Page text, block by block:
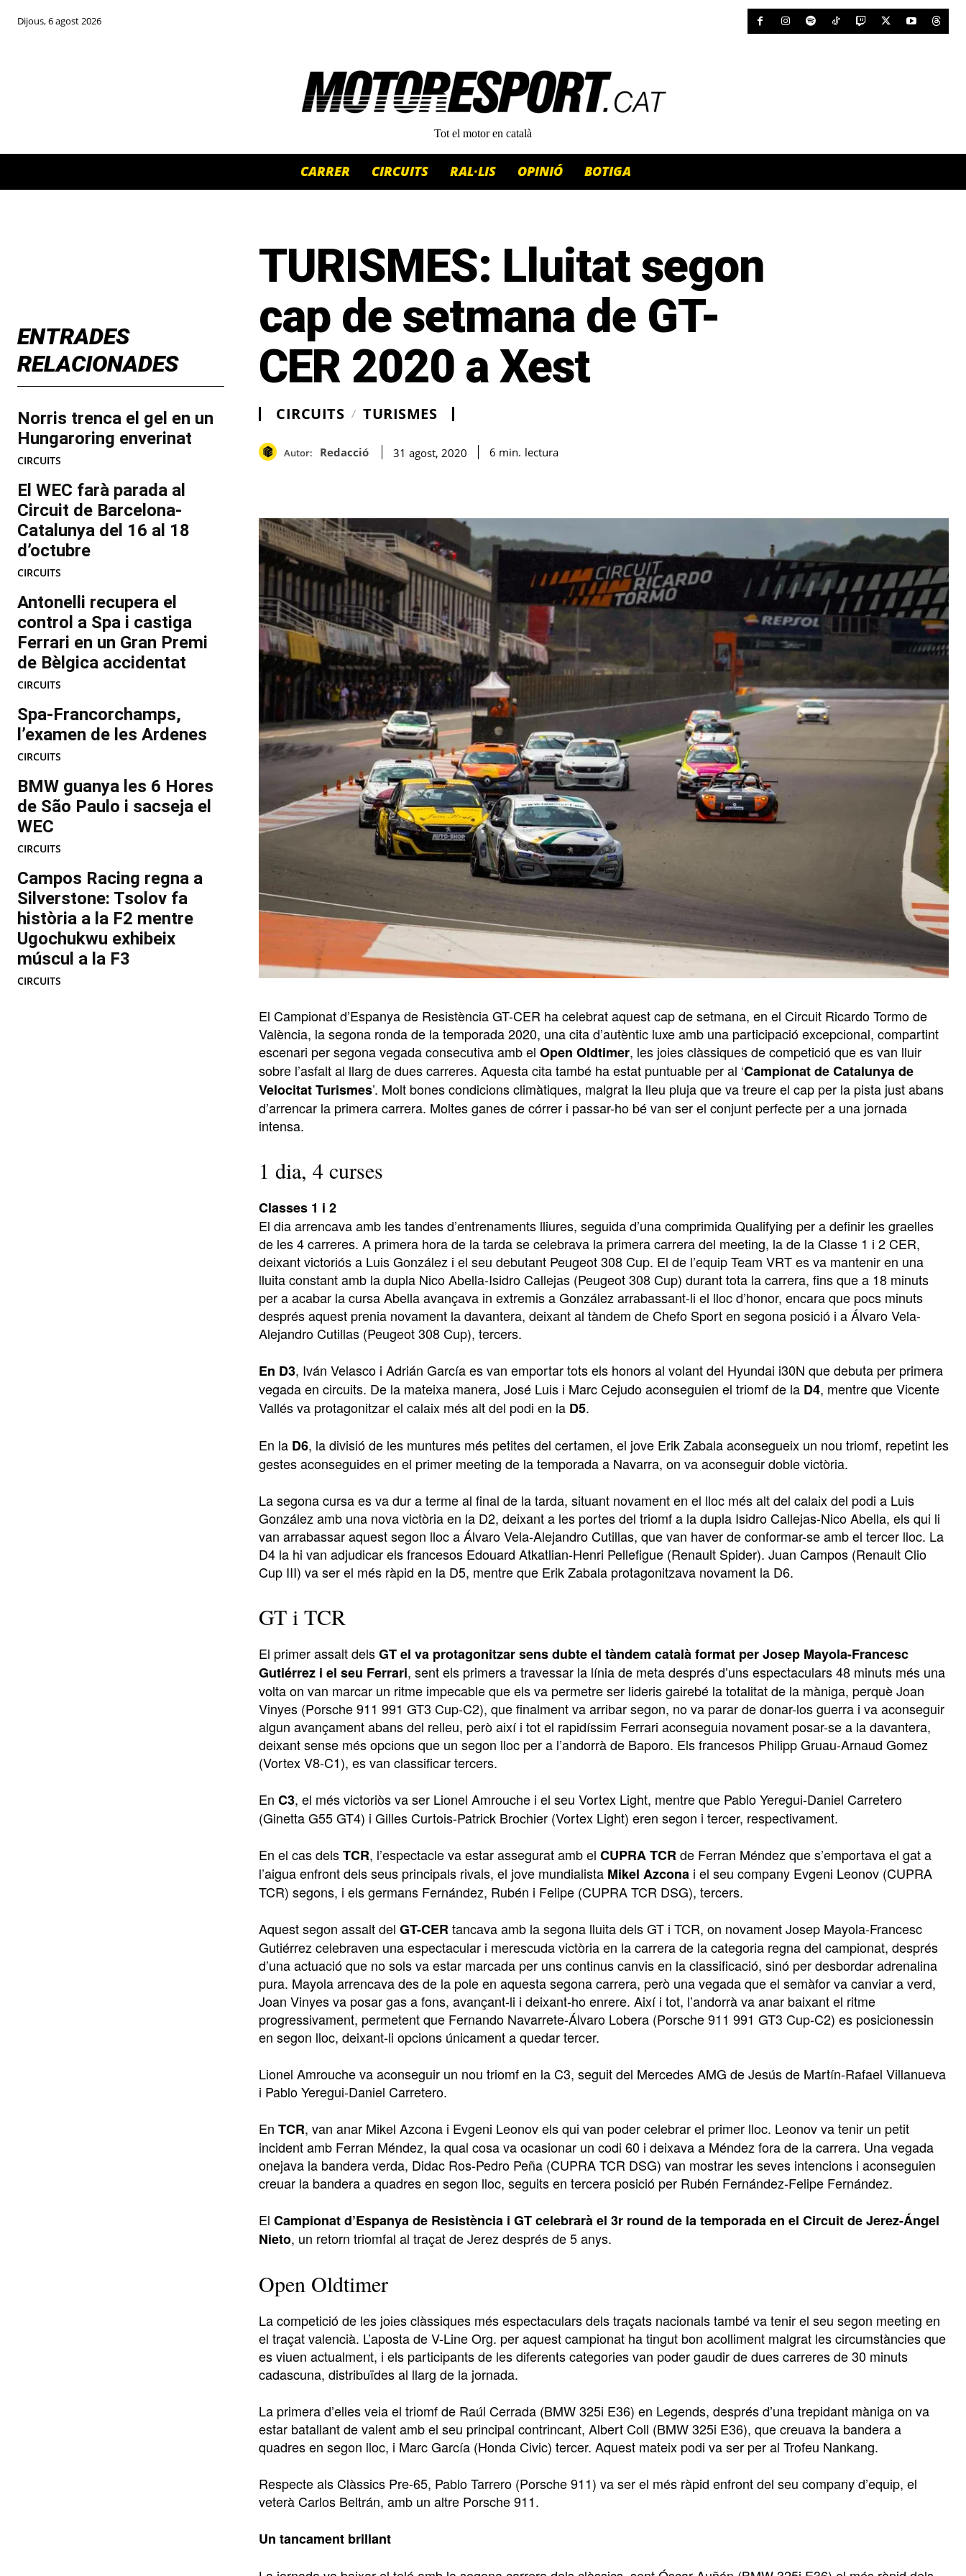
Dijous, 6 agost 2026
Tot el motor en català
CARRER CIRCUITS RAL·LIS OPINIÓ BOTIGA
ENTRADES
RELACIONADES
Norris trenca el gel en un
Hungaroring enverinat
CIRCUITS
El WEC farà parada al
Circuit de Barcelona-
Catalunya del 16 al 18
d’octubre
CIRCUITS
Antonelli recupera el
control a Spa i castiga
Ferrari en un Gran Premi
de Bèlgica accidentat
CIRCUITS
Spa-Francorchamps,
l’examen de les Ardenes
CIRCUITS
BMW guanya les 6 Hores
de São Paulo i sacseja el
WEC
CIRCUITS
Campos Racing regna a
Silverstone: Tsolov fa
història a la F2 mentre
Ugochukwu exhibeix
múscul a la F3
CIRCUITS
TURISMES: Lluitat segon
cap de setmana de GT-
CER 2020 a Xest
CIRCUITS TURISMES
Autor: Redacció 31 agost, 2020 6 min. lectura
El Campionat d’Espanya de Resistència GT-CER ha celebrat aquest cap de setmana, en el Circuit Ricardo Tormo de
València, la segona ronda de la temporada 2020, una cita d’autèntic luxe amb una participació excepcional, compartint
escenari per segona vegada consecutiva amb el Open Oldtimer, les joies clàssiques de competició que es van lluir
sobre l’asfalt al llarg de dues carreres. Aquesta cita també ha estat puntuable per al ‘Campionat de Catalunya de
Velocitat Turismes’. Molt bones condicions climàtiques, malgrat la lleu pluja que va treure el cap per la pista just abans
d’arrencar la primera carrera. Moltes ganes de córrer i passar-ho bé van ser el conjunt perfecte per a una jornada
intensa.
1 dia, 4 curses
Classes 1 i 2
El dia arrencava amb les tandes d’entrenaments lliures, seguida d’una comprimida Qualifying per a definir les graelles
de les 4 carreres. A primera hora de la tarda se celebrava la primera carrera del meeting, la de la Classe 1 i 2 CER,
deixant victoriós a Luis González i el seu debutant Peugeot 308 Cup. El de l’equip Team VRT es va mantenir en una
lluita constant amb la dupla Nico Abella-Isidro Callejas (Peugeot 308 Cup) durant tota la carrera, fins que a 18 minuts
per a acabar la cursa Abella avançava in extremis a González arrabassant-li el lloc d’honor, encara que pocs minuts
després aquest prenia novament la davantera, deixant al tàndem de Chefo Sport en segona posició i a Álvaro Vela-
Alejandro Cutillas (Peugeot 308 Cup), tercers.
En D3, Iván Velasco i Adrián García es van emportar tots els honors al volant del Hyundai i30N que debuta per primera
vegada en circuits. De la mateixa manera, José Luis i Marc Cejudo aconseguien el triomf de la D4, mentre que Vicente
Vallés va protagonitzar el calaix més alt del podi en la D5.
En la D6, la divisió de les muntures més petites del certamen, el jove Erik Zabala aconsegueix un nou triomf, repetint les
gestes aconseguides en el primer meeting de la temporada a Navarra, on va aconseguir doble victòria.
La segona cursa es va dur a terme al final de la tarda, situant novament en el lloc més alt del calaix del podi a Luis
González amb una nova victòria en la D2, deixant a les portes del triomf a la dupla Isidro Callejas-Nico Abella, els qui li
van arrabassar aquest segon lloc a Álvaro Vela-Alejandro Cutillas, que van haver de conformar-se amb el tercer lloc. La
D4 la hi van adjudicar els francesos Edouard Atkatlian-Henri Pellefigue (Renault Spider). Juan Campos (Renault Clio
Cup III) va ser el més ràpid en la D5, mentre que Erik Zabala protagonitzava novament la D6.
GT i TCR
El primer assalt delsGT el va protagonitzar sens dubte el tàndem català format per Josep Mayola-Francesc
Gutiérrez i el seu Ferrari, sent els primers a travessar la línia de meta després d’uns espectaculars 48 minuts més una
volta on van marcar un ritme impecable que els va permetre ser lideris gairebé la totalitat de la màniga, perquè Joan
Vinyes (Porsche 911 991 GT3 Cup-C2), que finalment va arribar segon, no va parar de donar-los guerra i va aconseguir
algun avançament abans del relleu, però així i tot el rapidíssim Ferrari aconseguia novament posar-se a la davantera,
deixant sense més opcions que un segon lloc per a l’andorrà de Baporo. Els francesos Philipp Gruau-Arnaud Gomez
(Vortex V8-C1), es van classificar tercers.
En C3, el més victoriòs va ser Lionel Amrouche i el seu Vortex Light, mentre que Pablo Yeregui-Daniel Carretero
(Ginetta G55 GT4) i Gilles Curtois-Patrick Brochier (Vortex Light) eren segon i tercer, respectivament.
En el cas delsTCR, l’espectacle va estar assegurat amb el CUPRA TCRde Ferran Méndez que s’emportava el gat a
l’aigua enfront dels seus principals rivals, el jove mundialista Mikel Azcona i el seu company Evgeni Leonov (CUPRA
TCR) segons, i els germans Fernández, Rubén i Felipe (CUPRA TCR DSG), tercers.
Aquest segon assalt del GT-CERtancava amb la segona lluita dels GT i TCR, on novament Josep Mayola-Francesc
Gutiérrez celebraven una espectacular i merescuda victòria en la carrera de la categoria regna del campionat, després
d’una actuació que no sols va estar marcada per uns continus canvis en la classificació, sinó per desbordar adrenalina
pura. Mayola arrencava des de la pole en aquesta segona carrera, però una vegada que el semàfor va canviar a verd,
Joan Vinyes va posar gas a fons, avançant-li i deixant-ho enrere. Així i tot, l’andorrà va anar baixant el ritme
progressivament, permetent que Fernando Navarrete-Álvaro Lobera (Porsche 911 991 GT3 Cup-C2) es posicionessin
en segon lloc, deixant-li opcions únicament a quedar tercer.
Lionel Amrouche va aconseguir un nou triomf en la C3, seguit del Mercedes AMG de Jesús de Martín-Rafael Villanueva
i Pablo Yeregui-Daniel Carretero.
En TCR, van anar Mikel Azcona i Evgeni Leonov els qui van poder celebrar el primer lloc. Leonov va tenir un petit
incident amb Ferran Méndez, la qual cosa va ocasionar un codi 60 i deixava a Méndez fora de la carrera. Una vegada
onejava la bandera verda, Didac Ros-Pedro Peña (CUPRA TCR DSG) van mostrar les seves intencions i aconseguien
creuar la bandera a quadres en segon lloc, seguits en tercera posició per Rubén Fernández-Felipe Fernández.
El Campionat d’Espanya de Resistència i GT celebrarà el 3r round de la temporada en el Circuit de Jerez-Ángel
Nieto, un retorn triomfal al traçat de Jerez després de 5 anys.
Open Oldtimer
La competició de les joies clàssiques més espectaculars dels traçats nacionals també va tenir el seu segon meeting en
el traçat valencià. L’aposta de V-Line Org. per aquest campionat ha tingut bon acolliment malgrat les circumstàncies que
es viuen actualment, i els participants de les diferents categories van poder gaudir de dues carreres de 30 minuts
cadascuna, distribuïdes al llarg de la jornada.
La primera d’elles veia el triomf de Raúl Cerrada (BMW 325i E36) en Legends, després d’una trepidant màniga on va
estar batallant de valent amb el seu principal contrincant, Albert Coll (BMW 325i E36), que creuava la bandera a
quadres en segon lloc, i Marc García (Honda Civic) tercer. Aquest mateix podi va ser per al Trofeu Nankang.
Respecte als Clàssics Pre-65, Pablo Tarrero (Porsche 911) va ser el més ràpid enfront del seu company d’equip, el
veterà Carlos Beltrán, amb un altre Porsche 911.
Un tancament brillant